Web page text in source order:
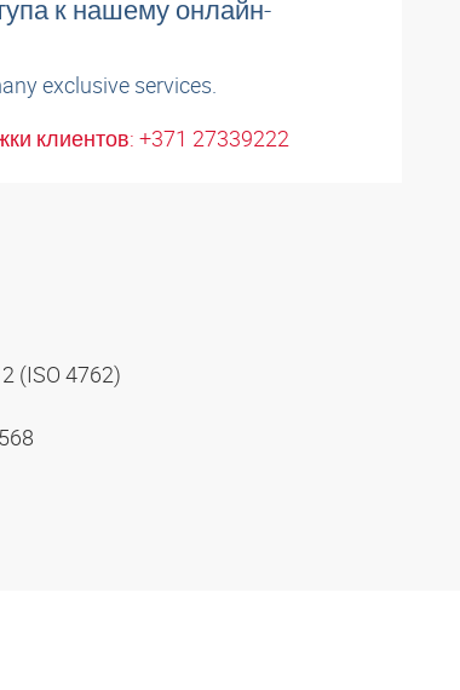
к нашему онлайн-
exclusive services.
клиентов: +371 27339222
(ISO 4762)